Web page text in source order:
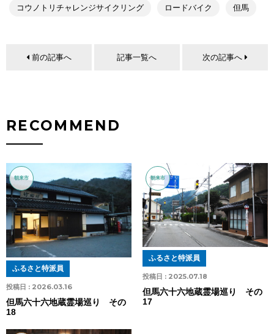
コウノトリチャレンジサイクリング ロードバイク 但馬
前の記事へ 記事一覧へ 次の記事へ
RECOMMEND
朝来市
投稿日 : 2026.03.16
ふるさと特派員
但馬六十六地蔵霊場巡り その
18
朝来市
投稿日 : 2025.07.18
ふるさと特派員
但馬六十六地蔵霊場巡り その
17